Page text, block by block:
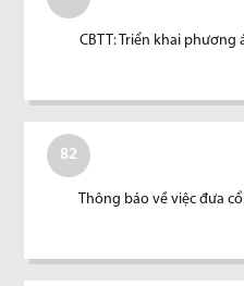
CBTT: Triển khai phương
82
Thông báo về việc đưa